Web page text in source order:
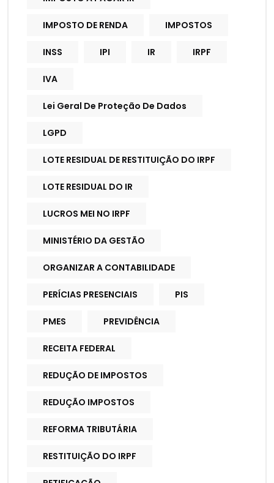
IMPOSTO DE RENDA IMPOSTOS
INSS IPI IR IRPF
IVA
Lei Geral De Proteção De Dados
LGPD
LOTE RESIDUAL DE RESTITUIÇÃO DO IRPF
LOTE RESIDUAL DO IR
LUCROS MEI NO IRPF
MINISTÉRIO DA GESTÃO
ORGANIZAR A CONTABILIDADE
PERÍCIAS PRESENCIAIS PIS
PMES PREVIDÊNCIA
RECEITA FEDERAL
REDUÇÃO DE IMPOSTOS
REDUÇÃO IMPOSTOS
REFORMA TRIBUTÁRIA
RESTITUIÇÃO DO IRPF